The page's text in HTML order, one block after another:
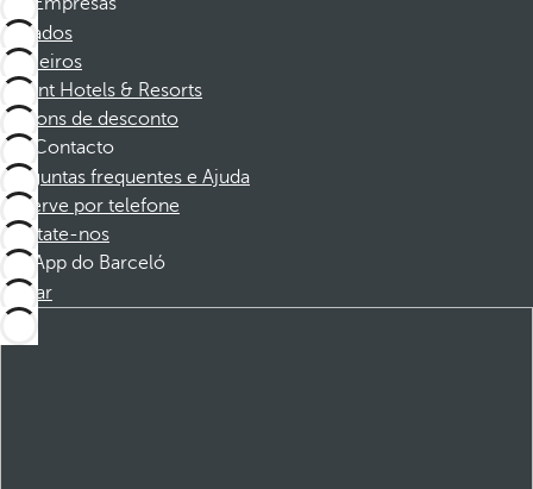
Afiliados
Parceiros
Dorint Hotels & Resorts
Cupons de desconto
Contacto
Perguntas frequentes e Ajuda
Reserve por telefone
Contate-nos
App do Barceló
Baixar